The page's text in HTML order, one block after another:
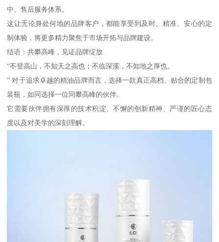
中、售后服务体系。
这让无论身处何地的品牌客户，都能享受到及时、精准、安心的定
制体验，将更多精力聚焦于市场开拓与品牌建设。
结语：共攀高峰，见证品牌绽放
“不登高山，不知天之高也；不临深溪，不知地之厚也。
” 对于追求卓越的精油品牌而言，选择一款真正高档、贴合的定制包
装瓶，如同选择一位同攀高峰的伙伴。
它需要伙伴拥有深厚的技术积淀、不懈的创新精神、严谨的匠心态
度以及对美学的深刻理解。